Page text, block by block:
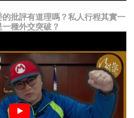
批評有道理嗎？私人行程其實一
種外交突破？